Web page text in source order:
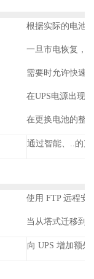
根据实际的电池
一旦市电恢复，
需要时允许快速
在UPS电源出现
在更换电池的整
通过智能、..的
使用 FTP 远程安
当从塔式迁移到
向 UPS 增加额